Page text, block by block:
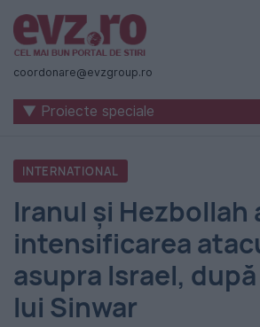
Știri
naționale
internaționale
România
Evenimentul
Zilei
coordonare@evzgroup.ro
▼ Proiecte speciale
INTERNATIONAL
Iranul și Hezbollah
intensificarea
asupra Israel,
lui Sinwar